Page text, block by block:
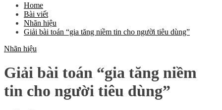
Home
Bài viết
Nhãn hiệu
Giải bài toán “gia tăng niềm tin cho người tiêu dùng”
Nhãn hiệu
Giải bài toán “gia tăng niềm
tin cho người tiêu dùng”